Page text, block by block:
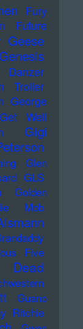
Fury
Future
Geese
Genesis
Danzer
Troller
George
Get Well
Gigi
Glen
GLS
Golden
Mob
Five
Guano
Ritchie